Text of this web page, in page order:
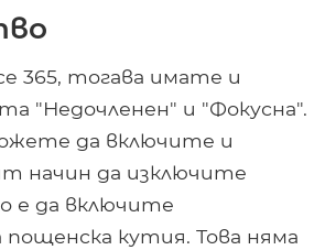
365, тогава имате и
"Недочленен" и "Фокусна".
да включите и
начин да изключите
е да включите
кутия. Това няма